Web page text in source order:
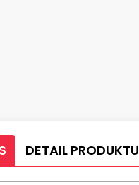
DETAIL PRODUKTU